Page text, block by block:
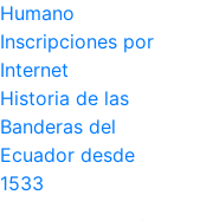
Humano
Inscripciones por
Internet
Historia de las
Banderas del
Ecuador desde
1533